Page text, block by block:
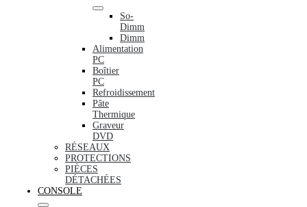
So-
Dimm
Dimm
Alimentation
PC
Boîtier
PC
Refroidissement
Pâte
Thermique
Graveur
DVD
RÉSEAUX
PROTECTIONS
PIÈCES
DÉTACHÉES
CONSOLE